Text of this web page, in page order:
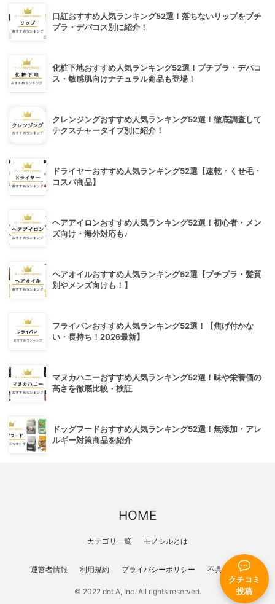
クチコミ
投稿
口紅おすすめ人気ランキング52選！落ちないリップをプチ
プラ・デパコス別に紹介！
化粧下地おすすめ人気ランキング52選！プチプラ・デパコ
ス・敏感肌向けナチュラル商品も登場！
クレンジングおすすめ人気ランキング52選！徹底調査して
テクスチャータイプ別に紹介！
ドライヤーおすすめ人気ランキング52選【速乾・くせ毛・
コスパ商品】
ヘアアイロンおすすめ人気ランキング52選！初心者・メン
ズ向け・海外対応も♪
ヘアオイルおすすめ人気ランキング52選【プチプラ・髪質
別やメンズ向けも！】
フライパンおすすめ人気ランキング52選！【焦げ付かな
い・長持ち！2026最新】
マヌカハニーおすすめ人気ランキング52選！味や栄養価の
高さを徹底比較・検証
ドッグフードおすすめ人気ランキング52選！無添加・アレ
ルギー対策商品を紹介
HOME
カテゴリ一覧 モノシルとは
運営者情報 利用規約 プライバシーポリシー 不具合報告
© 2022 dot A, Inc. All rights reserved.